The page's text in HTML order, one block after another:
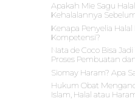
Apakah Mie Sagu
Kehalalannya
Kenapa Penyelia
Kompetensi?
Nata de Coco Bisa
Proses Pembuatan
Siomay Haram? Apa
Hukum Obat
Islam, Halal atau